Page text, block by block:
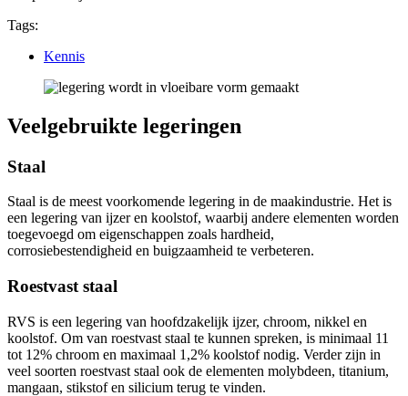
Tags:
Kennis
Veelgebruikte legeringen
Staal
Staal is de meest voorkomende legering in de maakindustrie. Het is
een legering van ijzer en koolstof, waarbij andere elementen worden
toegevoegd om eigenschappen zoals hardheid,
corrosiebestendigheid en buigzaamheid te verbeteren.
Roestvast staal
RVS is een legering van hoofdzakelijk ijzer, chroom, nikkel en
koolstof. Om van roestvast staal te kunnen spreken, is minimaal 11
tot 12% chroom en maximaal 1,2% koolstof nodig. Verder zijn in
veel soorten roestvast staal ook de elementen molybdeen, titanium,
mangaan, stikstof en silicium terug te vinden.